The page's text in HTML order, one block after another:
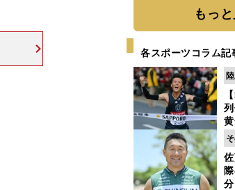
もっ
各スポーツコラム記
く